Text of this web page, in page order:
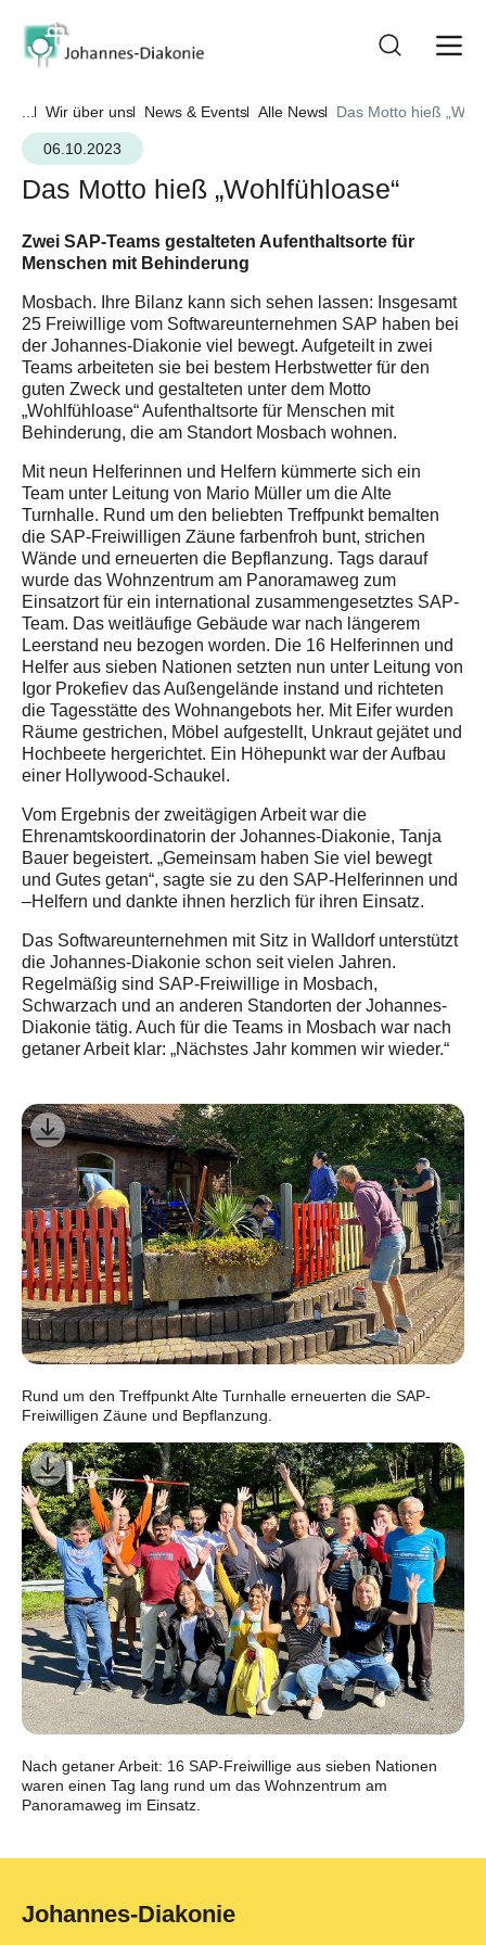
... Wir über uns News & Events Alle News
Das Motto hieß
06.10.2023
Das Motto hieß „Wohlfühloase“
Zwei SAP-Teams gestalteten Aufenthaltsorte für
Menschen mit Behinderung
Mosbach. Ihre Bilanz kann sich sehen lassen: Insgesamt
25 Freiwillige vom Softwareunternehmen SAP haben bei
der Johannes-Diakonie viel bewegt. Aufgeteilt in zwei
Teams arbeiteten sie bei bestem Herbstwetter für den
guten Zweck und gestalteten unter dem Motto
„Wohlfühloase“ Aufenthaltsorte für Menschen mit
Behinderung, die am Standort Mosbach wohnen.
Mit neun Helferinnen und Helfern kümmerte sich ein
Team unter Leitung von Mario Müller um die Alte
Turnhalle. Rund um den beliebten Treffpunkt bemalten
die SAP-Freiwilligen Zäune farbenfroh bunt, strichen
Wände und erneuerten die Bepflanzung. Tags darauf
wurde das Wohnzentrum am Panoramaweg zum
Einsatzort für ein international zusammengesetztes SAP-
Team. Das weitläufige Gebäude war nach längerem
Leerstand neu bezogen worden. Die 16 Helferinnen und
Helfer aus sieben Nationen setzten nun unter Leitung von
Igor Prokefiev das Außengelände instand und richteten
die Tagesstätte des Wohnangebots her. Mit Eifer wurden
Räume gestrichen, Möbel aufgestellt, Unkraut gejätet und
Hochbeete hergerichtet. Ein Höhepunkt war der Aufbau
einer Hollywood-Schaukel.
Vom Ergebnis der zweitägigen Arbeit war die
Ehrenamtskoordinatorin der Johannes-Diakonie, Tanja
Bauer begeistert. „Gemeinsam haben Sie viel bewegt
und Gutes getan“, sagte sie zu den SAP-Helferinnen und
–Helfern und dankte ihnen herzlich für ihren Einsatz.
Das Softwareunternehmen mit Sitz in Walldorf unterstützt
die Johannes-Diakonie schon seit vielen Jahren.
Regelmäßig sind SAP-Freiwillige in Mosbach,
Schwarzach und an anderen Standorten der Johannes-
Diakonie tätig. Auch für die Teams in Mosbach war nach
getaner Arbeit klar: „Nächstes Jahr kommen wir wieder.“
Rund um den Treffpunkt Alte Turnhalle erneuerten die SAP-
Freiwilligen Zäune und Bepflanzung.
Nach getaner Arbeit: 16 SAP-Freiwillige aus sieben Nationen
waren einen Tag lang rund um das Wohnzentrum am
Panoramaweg im Einsatz.
Johannes-Diakonie